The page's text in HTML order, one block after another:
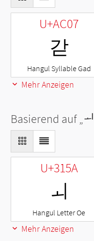
U+AC07
갇
Hangul Syllable Gad
Mehr Anzeigen
Basierend auf „ᅬ
U+315A
ㅚ
Hangul Letter Oe
Mehr Anzeigen